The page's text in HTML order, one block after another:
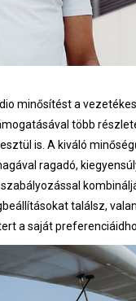
minősítést a
több
is. A kiváló
ragadó,
találsz,
a saját